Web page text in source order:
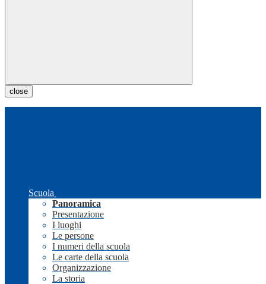
close
Scuola
Panoramica
Presentazione
I luoghi
Le persone
I numeri della scuola
Le carte della scuola
Organizzazione
La storia